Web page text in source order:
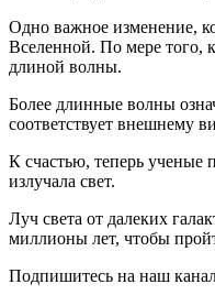
Одно важное изменение,
Вселенной. По мере того,
длиной волны.
Более длинные волны
соответствует внешнему
К счастью, теперь ученые
излучала свет.
Луч света от далеких
миллионы лет, чтобы
Подпишитесь на наш